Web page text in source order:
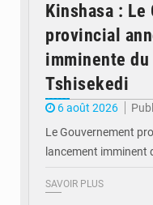
Kinshasa : Le
provincial
imminente
Tshisekedi
6 août 2026
Le Gouvernement
lancement
SAVOIR PLUS